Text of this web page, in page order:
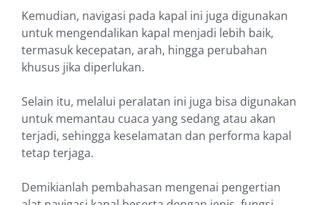
Kemudian, navigasi pada kapal ini juga digunakan
untuk mengendalikan kapal menjadi lebih baik,
termasuk kecepatan, arah, hingga perubahan
khusus jika diperlukan.
Selain itu, melalui peralatan ini juga bisa digunakan
untuk memantau cuaca yang sedang atau akan
terjadi, sehingga keselamatan dan performa kapal
tetap terjaga.
Demikianlah pembahasan mengenai pengertian